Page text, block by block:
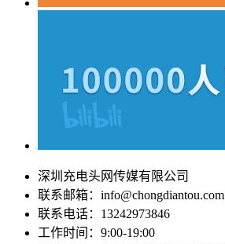
深圳充电头网传媒有限公司
联系邮箱：info@chongdiantou.com
联系电话：13242973846
工作时间：9:00-19:00